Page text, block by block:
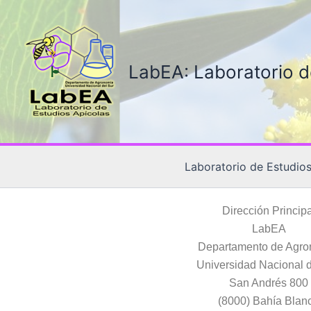
contenido
LabEA: Laboratorio
Laboratorio de
Dirección
LabEA
Departamento de
Universidad Nacional
San Andrés 800
(8000) Bahía